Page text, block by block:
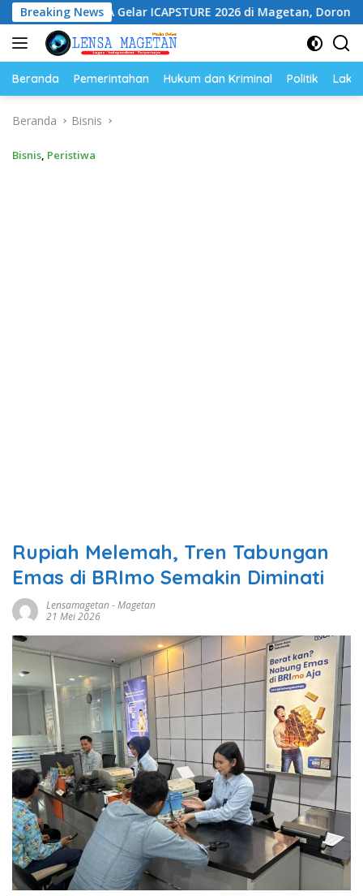
Langsung
ke
konten
Breaking News
Gelar ICAPSTURE 2026 di Magetan, Dorong Inovasi untuk
Beranda Pemerintahan Hukum dan Kriminal Politik
Beranda Bisnis
Bisnis, Peristiwa
Rupiah Melemah, Tren Tabungan
Emas di BRImo Semakin Diminati
Lensamagetan-Magetan
21 Mei 2026